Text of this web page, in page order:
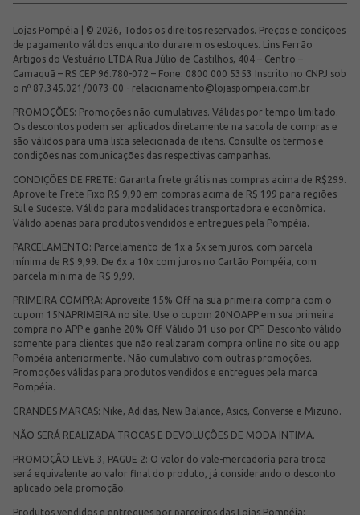
Lojas Pompéia | © 2026, Todos os direitos reservados. Preços e condições
de pagamento válidos enquanto durarem os estoques. Lins Ferrão
Artigos do Vestuário LTDA Rua Júlio de Castilhos, 404 – Centro –
Camaquã – RS CEP 96.780-072 – Fone: 0800 000 5353 Inscrito no CNPJ sob
o nº 87.345.021/0073-00 - relacionamento@lojaspompeia.com.br
PROMOÇÕES: Promoções não cumulativas. Válidas por tempo limitado.
Os descontos podem ser aplicados diretamente na sacola de compras e
são válidos para uma lista selecionada de itens. Consulte os termos e
condições nas comunicações das respectivas campanhas.
CONDIÇÕES DE FRETE: Garanta frete grátis nas compras acima de R$299.
Aproveite Frete Fixo R$ 9,90 em compras acima de R$ 199 para regiões
Sul e Sudeste. Válido para modalidades transportadora e econômica.
Válido apenas para produtos vendidos e entregues pela Pompéia.
PARCELAMENTO: Parcelamento de 1x a 5x sem juros, com parcela
mínima de R$ 9,99. De 6x a 10x com juros no Cartão Pompéia, com
parcela mínima de R$ 9,99.
PRIMEIRA COMPRA: Aproveite 15% Off na sua primeira compra com o
cupom 15NAPRIMEIRA no site. Use o cupom 20NOAPP em sua primeira
compra no APP e ganhe 20% Off. Válido 01 uso por CPF. Desconto válido
somente para clientes que não realizaram compra online no site ou app
Pompéia anteriormente. Não cumulativo com outras promoções.
Promoções válidas para produtos vendidos e entregues pela marca
Pompéia.
GRANDES MARCAS: Nike, Adidas, New Balance, Asics, Converse e Mizuno.
NÃO SERÁ REALIZADA TROCAS E DEVOLUÇÕES DE MODA INTIMA.
PROMOÇÃO LEVE 3, PAGUE 2: O valor do vale-mercadoria para troca
será equivalente ao valor final do produto, já considerando o desconto
aplicado pela promoção.
Produtos vendidos e entregues por parceiros das Lojas Pompéia: